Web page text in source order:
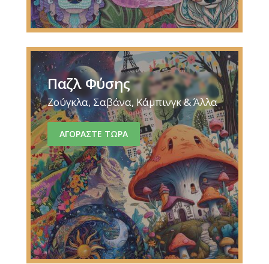
Παζλ Φύσης
Ζούγκλα, Σαβάνα, Κάμπινγκ & Άλλα
ΑΓΟΡΑΣΤΕ ΤΩΡΑ